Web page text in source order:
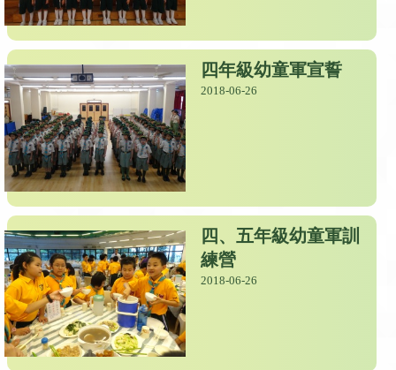
四年級幼童軍宣誓
2018-06-26
四、五年級幼童軍訓
練營
2018-06-26